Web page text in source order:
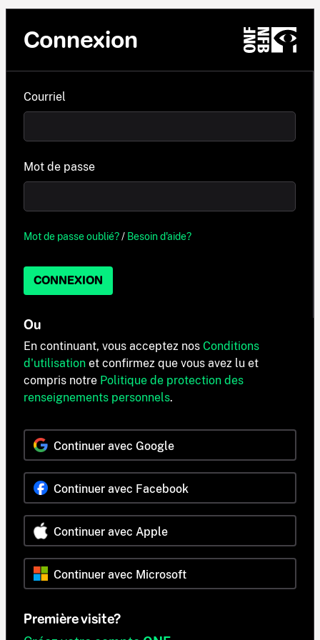
Connexion
Courriel
Mot de passe
Mot de passe oublié?/ Besoin d'aide?
CONNEXION
Ou
En continuant, vous acceptez nos Conditions
d'utilisation et confirmez que vous avez lu et
compris notre Politique de protection des
renseignements personnels.
Continuer avec Google
Continuer avec Facebook
Continuer avec Apple
Continuer avec Microsoft
Première visite?